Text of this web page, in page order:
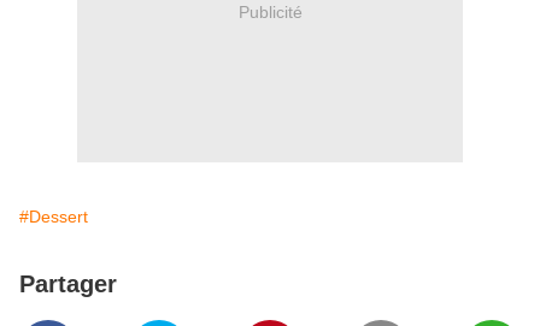
Publicité
#Dessert
Partager